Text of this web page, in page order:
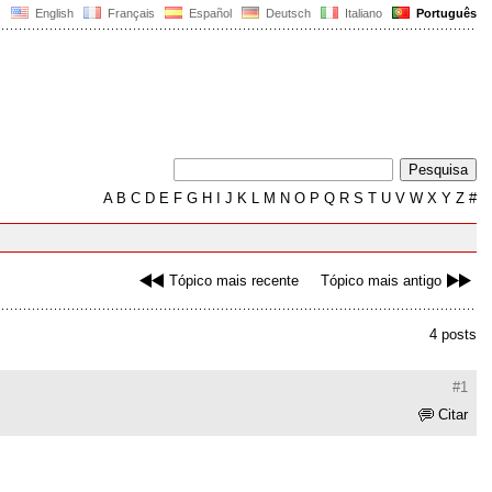
English Français Español Deutsch Italiano Português
AB C D E F G H J K L M N O P Q R S T U V W X Y Z #
Tópico mais recente Tópico mais antigo
4 posts
#1
Citar